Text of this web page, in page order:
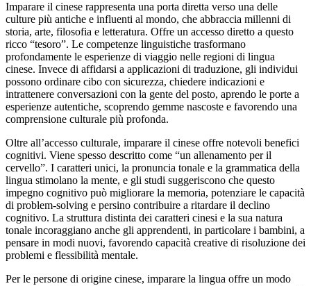
Imparare il cinese rappresenta una porta diretta verso una delle
culture più antiche e influenti al mondo, che abbraccia millenni di
storia, arte, filosofia e letteratura. Offre un accesso diretto a questo
ricco “tesoro”. Le competenze linguistiche trasformano
profondamente le esperienze di viaggio nelle regioni di lingua
cinese. Invece di affidarsi a applicazioni di traduzione, gli individui
possono ordinare cibo con sicurezza, chiedere indicazioni e
intrattenere conversazioni con la gente del posto, aprendo le porte a
esperienze autentiche, scoprendo gemme nascoste e favorendo una
comprensione culturale più profonda.
Oltre all’accesso culturale, imparare il cinese offre notevoli benefici
cognitivi. Viene spesso descritto come “un allenamento per il
cervello”. I caratteri unici, la pronuncia tonale e la grammatica della
lingua stimolano la mente, e gli studi suggeriscono che questo
impegno cognitivo può migliorare la memoria, potenziare le capacità
di problem-solving e persino contribuire a ritardare il declino
cognitivo. La struttura distinta dei caratteri cinesi e la sua natura
tonale incoraggiano anche gli apprendenti, in particolare i bambini, a
pensare in modi nuovi, favorendo capacità creative di risoluzione dei
problemi e flessibilità mentale.
Per le persone di origine cinese, imparare la lingua offre un modo